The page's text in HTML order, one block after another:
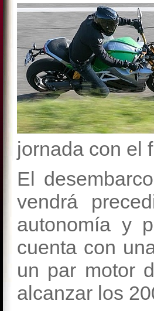
jornada con el
El
vendrá
autonomía y
cuenta con
un par motor
alcanzar los